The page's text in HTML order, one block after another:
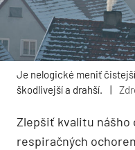
Je nelogické meniť
škodlivejší a drahší.
|
Zlepšiť kvalitu nášho
respiračných